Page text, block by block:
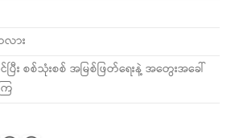
လား
ြီး စစ်သုံးစစ် အမြစ်ဖြတ်ရေးနဲ့ အတွေးအခေါ်
ြ